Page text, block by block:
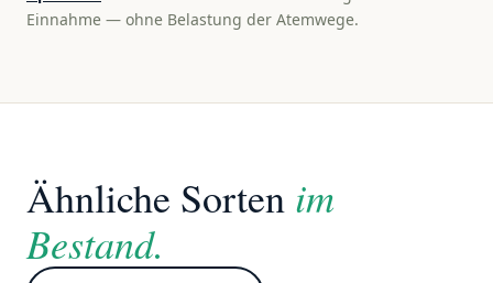
Einnahme — ohne Belastung der Atemwege.
Ähnliche Sorten im
Bestand.